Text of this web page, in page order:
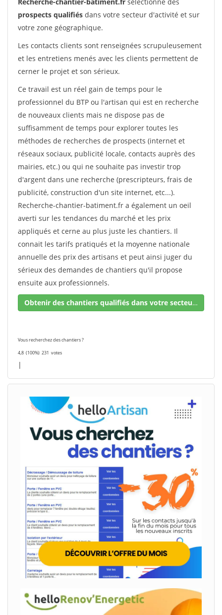
prospects qualifiés dans votre secteur d'activité et sur
votre zone géographique.
Les contacts clients sont renseignées scrupuleusement
et les entretiens menés avec les clients permettent de
cerner le projet et son sérieux.
Ce travail est un réel gain de temps pour le
professionnel du BTP ou l'artisan qui est en recherche
de nouveaux clients mais ne dispose pas de
suffisamment de temps pour explorer toutes les
méthodes de recherches de prospects (internet et
réseaux sociaux, publicité locale, contacts auprès des
mairies, etc.) ou qui ne souhaite pas investir trop
d'argent dans une recherche (prescripteurs, frais de
publicité, construction d'un site internet, etc...).
Recherche-chantier-batiment.fr a également un oeil
averti sur les tendances du marché et les prix
appliqués et cerne au plus juste les chantiers. Il
connait les tarifs pratiqués et la moyenne nationale
annuelle des prix des artisans et peut ainsi juger du
sérieux des demandes de chantiers qu'il propose
ensuite aux professionnels.
Obtenir des chantiers qualifiés dans votre secteur !
Vous recherchez des chantiers ?
4,8 (100%) 231 votes
|